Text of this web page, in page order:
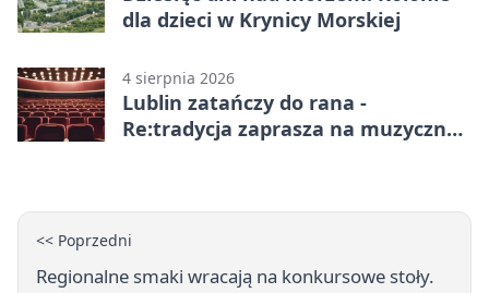
dla dzieci w Krynicy Morskiej
4 sierpnia 2026
Lublin zatańczy do rana -
Re:tradycja zaprasza na muzyczną
<< Poprzedni
Regionalne smaki wracają na konkursowe stoły.